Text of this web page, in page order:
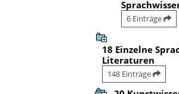
6 Einträge
18 Einzelne
Literaturen
148 Einträge